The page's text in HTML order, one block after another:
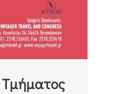
Τμήματος